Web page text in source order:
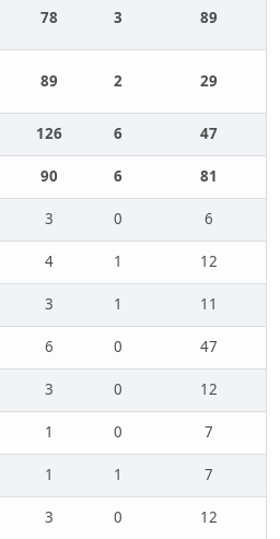
78 3 89
89 2 29
126 6
47
90 6
81
3 0
6
4 1
12
3 1
11
6 0
47
3 0
12
1 0
7
1 1
7
3 0
12